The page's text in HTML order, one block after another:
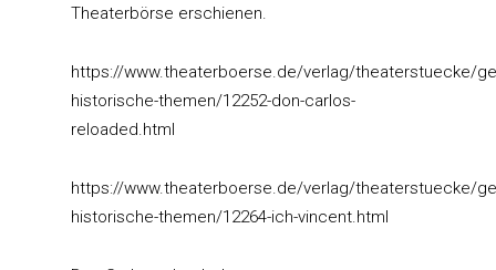
Theaterbörse erschienen.
https://www.theaterboerse.de/verlag/theaterstuecke/
historische-themen/12252-don-carlos-
reloaded.html
https://www.theaterboerse.de/verlag/theaterstuecke/
historische-themen/12264-ich-vincent.html